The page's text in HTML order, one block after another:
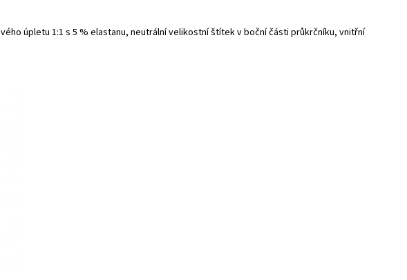
úpletu 1:1 s 5 % elastanu, neutrální velikostní štítek v boční části průkrčníku, vnitřní